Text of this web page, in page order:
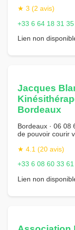
★ 3 (2 avis)
+33 6 64 18 31 35
Lien non
Jacques
Bordeaux
Bordeaux · 06 08
de pouvoir courir
★ 4.1 (20 avis)
+33 6 08 60 33 61
Lien non